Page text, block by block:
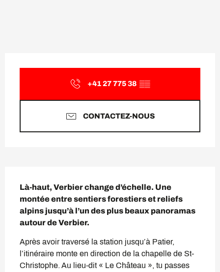
+41 27 775 38 ▒▒
CONTACTEZ-NOUS
Là-haut, Verbier change d’échelle. Une
montée entre sentiers forestiers et reliefs
alpins jusqu’à l’un des plus beaux panoramas
autour de Verbier.
Après avoir traversé la station jusqu’à Patier,
l’itinéraire monte en direction de la chapelle de St-
Christophe. Au lieu-dit « Le Château », tu passes